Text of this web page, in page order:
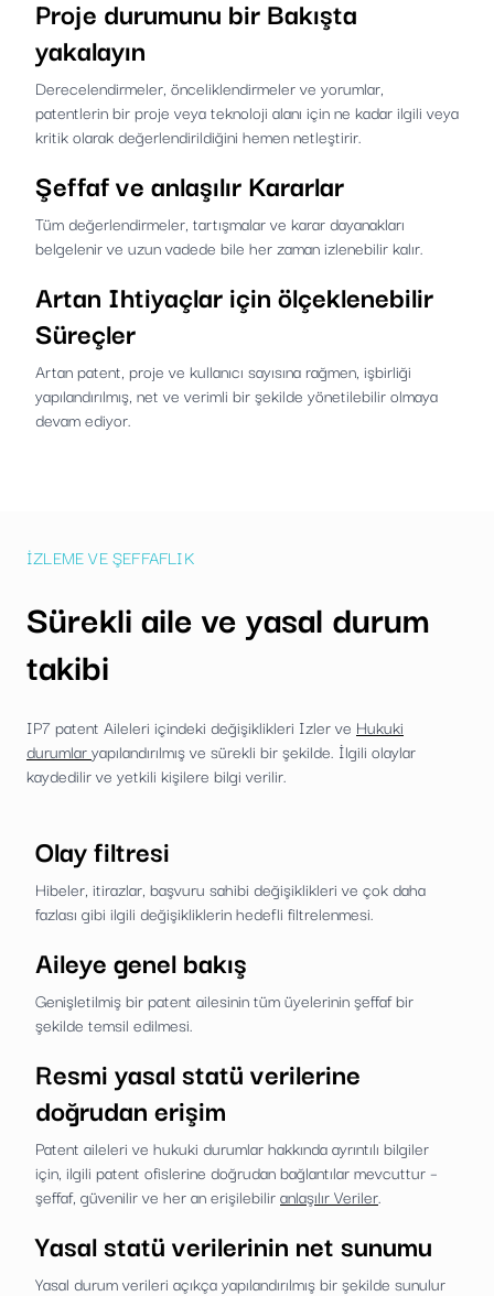
Proje durumunu bir Bakışta
yakalayın
Derecelendirmeler, önceliklendirmeler ve yorumlar,
patentlerin bir proje veya teknoloji alanı için ne kadar ilgili veya
kritik olarak değerlendirildiğini hemen netleştirir.
Şeffaf ve anlaşılır Kararlar
Tüm değerlendirmeler, tartışmalar ve karar dayanakları
belgelenir ve uzun vadede bile her zaman izlenebilir kalır.
Artan Ihtiyaçlar için ölçeklenebilir
Süreçler
Artan patent, proje ve kullanıcı sayısına rağmen, işbirliği
yapılandırılmış, net ve verimli bir şekilde yönetilebilir olmaya
devam ediyor.
İZLEME VE ŞEFFAFLIK
Sürekli aile ve yasal durum
takibi
IP7 patent Aileleri içindeki değişiklikleri Izler ve Hukuki
durumlaryapılandırılmış ve sürekli bir şekilde. İlgili olaylar
kaydedilir ve yetkili kişilere bilgi verilir.
Olay filtresi
Hibeler, itirazlar, başvuru sahibi değişiklikleri ve çok daha
fazlası gibi ilgili değişikliklerin hedefli filtrelenmesi.
Aileye genel bakış
Genişletilmiş bir patent ailesinin tüm üyelerinin şeffaf bir
şekilde temsil edilmesi.
Resmi yasal statü verilerine
doğrudan erişim
Patent aileleri ve hukuki durumlar hakkında ayrıntılı bilgiler
için, ilgili patent ofislerine doğrudan bağlantılar mevcuttur –
şeffaf, güvenilir ve her an erişilebiliranlaşılır Veriler.
Yasal statü verilerinin net sunumu
Yasal durum verileri açıkça yapılandırılmış bir şekilde sunulur